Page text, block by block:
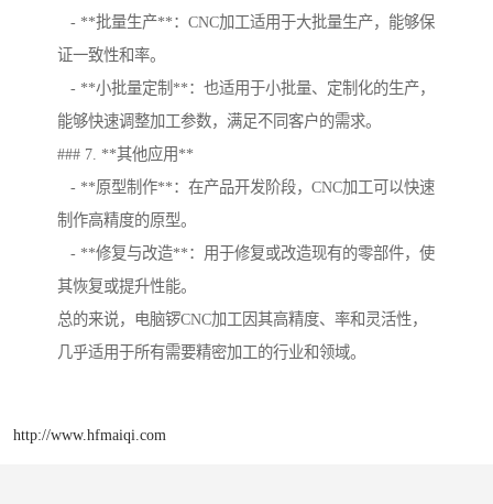
- **批量生产**：CNC加工适用于大批量生产，能够保
证一致性和率。
- **小批量定制**：也适用于小批量、定制化的生产，
能够快速调整加工参数，满足不同客户的需求。
### 7. **其他应用**
- **原型制作**：在产品开发阶段，CNC加工可以快速
制作高精度的原型。
- **修复与改造**：用于修复或改造现有的零部件，使
其恢复或提升性能。
总的来说，电脑锣CNC加工因其高精度、率和灵活性，
几乎适用于所有需要精密加工的行业和领域。
http://www.hfmaiqi.com